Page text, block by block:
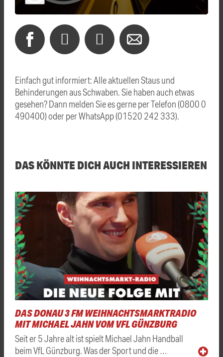
Einfach gut informiert: Alle aktuellen Staus und
Behinderungen aus Schwaben. Sie haben auch etwas
gesehen? Dann melden Sie es gerne per Telefon (0800 0
490400) oder per WhatsApp (01520 242 333).
DAS KÖNNTE DICH AUCH INTERESSIEREN
DAS DONAU 3 FM WEIHNACHTSMARKTRADIO
MIT MICHAEL JAHN VOM VFL GÜNZBURG
Seit er 5 Jahre alt ist spielt Michael Jahn Handball
beim VfL Günzburg. Was der Sport und die …